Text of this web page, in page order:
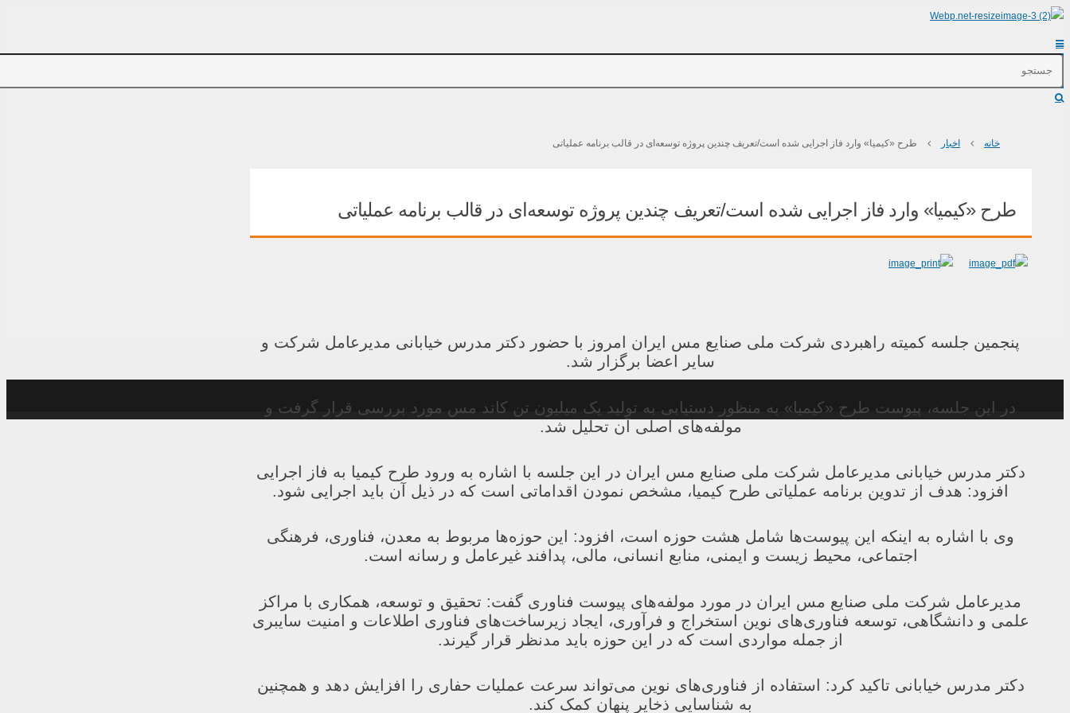
خانه اخبار طرح «کیمیا» وارد فاز اجرایی شده است/تعریف چندین پروژه توسعه‌ای در قالب برنامه عملیاتی
طرح «کیمیا» وارد فاز اجرایی شده است/تعریف چندین پروژه توسعه‌ای در قالب برنامه عملیاتی
پنجمین جلسه کمیته راهبردی شرکت ملی صنایع مس ایران امروز با حضور دکتر مدرس خیابانی مدیرعامل شرکت و
سایر اعضا برگزار شد.
در این جلسه، پیوست طرح «کیمیا» به منظور دستیابی به تولید یک میلیون تن کاتد مس مورد بررسی قرار گرفت و
مولفه‌های اصلی آن تحلیل شد.
دکتر مدرس خیابانی مدیرعامل شرکت ملی صنایع مس ایران در این جلسه با اشاره به ورود طرح کیمیا به فاز اجرایی
افزود: هدف از تدوین برنامه عملیاتی طرح کیمیا، مشخص نمودن اقداماتی است که در ذیل آن باید اجرایی شود.
وی با اشاره به اینکه این پیوست‌ها شامل هشت حوزه است، افزود: این حوزه‌ها مربوط به معدن، فناوری، فرهنگی
اجتماعی، محیط زیست و ایمنی، منابع انسانی، مالی، پدافند غیرعامل و رسانه است.
مدیرعامل شرکت ملی صنایع مس ایران در مورد مولفه‌های پیوست فناوری گفت: تحقیق و توسعه، همکاری با مراکز
علمی و دانشگاهی، توسعه فناوری‌های نوین استخراج و فرآوری، ایجاد زیرساخت‌های فناوری اطلاعات و امنیت سایبری
از جمله مواردی است که در این حوزه باید مدنظر قرار گیرند.
دکتر مدرس خیابانی تاکید کرد: استفاده از فناوری‌های نوین می‌تواند سرعت عملیات حفاری را افزایش دهد و همچنین
به شناسایی ذخایر پنهان کمک کند.